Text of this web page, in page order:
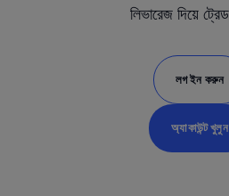
লিভারেজ দিয়ে
লগ ইন করুন
অ্যাকাউন্ট খুলুন